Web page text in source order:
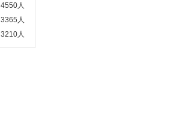
4550人
3365人
3210人